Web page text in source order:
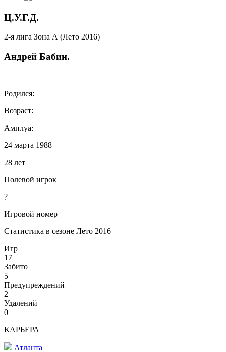
Ц.У.Г.Д.
2-я лига Зона А (Лето 2016)
Андрей Бабин.
Родился:
Возраст:
Амплуа:
24 марта 1988
28 лет
Полевой игрок
?
Игровой номер
Статистика в сезоне Лето 2016
Игр
17
Забито
5
Предупреждений
2
Удалений
0
КАРЬЕРА
Атланта